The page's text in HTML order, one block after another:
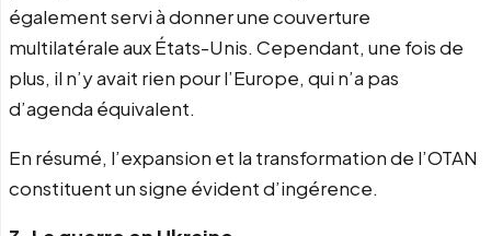
également servi à donner une couverture
multilatérale aux États-Unis. Cependant, une fois de
plus, il n’y avait rien pour l’Europe, qui n’a pas
d’agenda équivalent.
En résumé, l’expansion et la transformation de l’OTAN
constituent un signe évident d’ingérence.